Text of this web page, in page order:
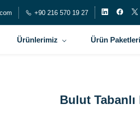
+90 216 570 19 27
Ürünlerimiz Ürün
Bulut Tabanlı